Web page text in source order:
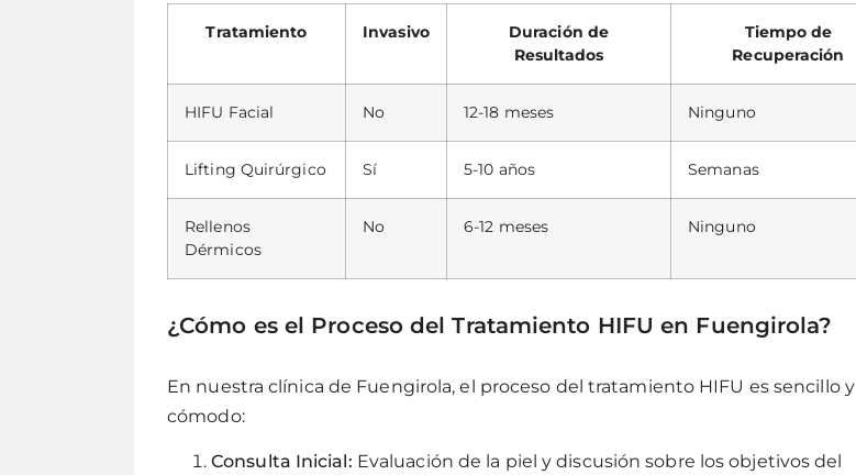
Tratamiento Invasivo
Duración de
Resultados
Tiempo de
Recuperación
HIFU Facial No 12-18 meses Ninguno
Lifting Quirúrgico Sí 5-10 años Semanas
Rellenos
Dérmicos
No 6-12 meses Ninguno
¿Cómo es el Proceso del Tratamiento HIFU en Fuengirola?
En nuestra clínica de Fuengirola, el proceso del tratamiento HIFU es sencillo y
cómodo:
Consulta Inicial: Evaluación de la piel y discusión sobre los objetivos del